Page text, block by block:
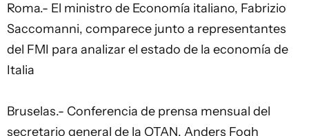
Roma.- El ministro de Economía italiano, Fabrizio
Saccomanni, comparece junto a representantes
del FMI para analizar el estado de la economía de
Italia
Bruselas.- Conferencia de prensa mensual del
secretario general de la OTAN, Anders Fogh